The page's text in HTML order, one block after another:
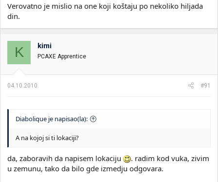
Verovatno je mislio na one koji koštaju po nekoliko hiljada
din.
K kimi
PCAXE Apprentice
04.10.2010. #91
Diabolique je napisao(la):
A na kojoj si ti lokaciji?
da, zaboravih da napisem lokaciju
. radim kod vuka, zivim
u zemunu, tako da bilo gde izmedju odgovara.